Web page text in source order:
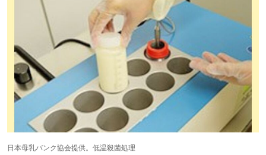
日本母乳バンク協会提供。低温殺菌処理